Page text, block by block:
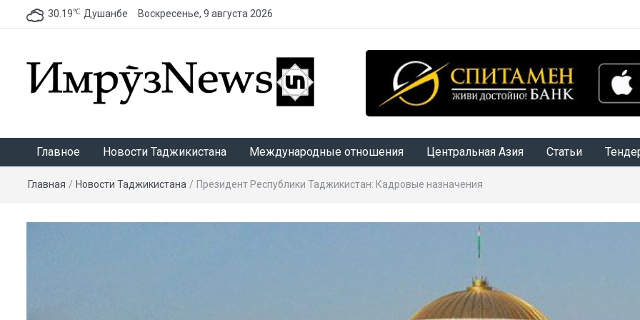
30.19℃ Душанбе Воскресенье, 9 августа 2026
Главное Новости Таджикистана Международные отношения Центральная Азия Статьи
Главная / Новости Таджикистана / Президент Республики Таджикистан: Кадровые назначения